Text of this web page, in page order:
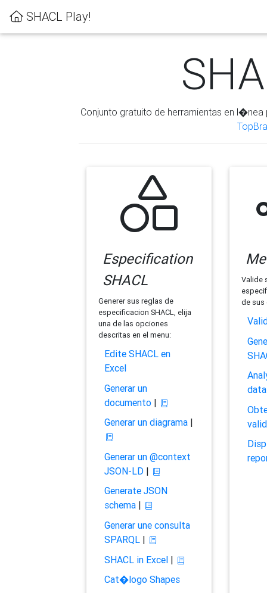
SHACL Play!
Conjunto gratuito de herramientas en
Especification
SHACL
Generer sus reglas de
especificacion SHACL, elija
una de las opciones
descritas en el menu:
Edite SHACL en
Excel
Generar un
documento|
Generar un diagrama|
Generar un @context
JSON-LD|
Generate JSON
schema|
Generar une consulta
SPARQL|
SHACL in Excel|
Cat�logo Shapes
Valide
de sus